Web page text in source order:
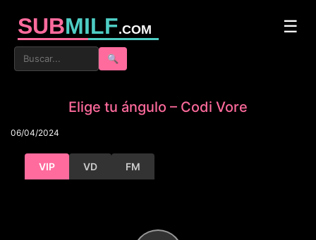
SUBMILF.COM ☰
🔍
Elige tu ángulo – Codi Vore
06/04/2024
VIP VD FM